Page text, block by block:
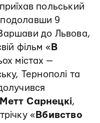
польський
9
до Львова,
фільм « В
містах —
Тернополі та
Метт Сарнецкі,
« Вбивство